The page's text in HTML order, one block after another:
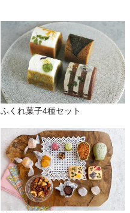
ふくれ菓子4種セット